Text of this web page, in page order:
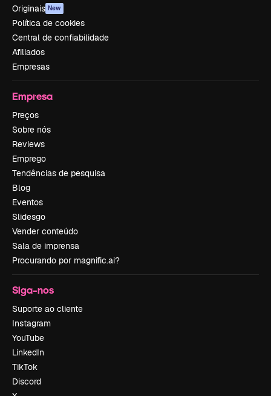
Originais New
Política de cookies
Central de confiabilidade
Afiliados
Empresas
Empresa
Preços
Sobre nós
Reviews
Emprego
Tendências de pesquisa
Blog
Eventos
Slidesgo
Vender conteúdo
Sala de imprensa
Procurando por magnific.ai?
Siga-nos
Suporte ao cliente
Instagram
YouTube
LinkedIn
TikTok
Discord